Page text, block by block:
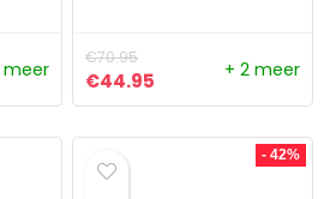
was: €88.95.
is: €50.95.
meer
€70.95
Oorspronkelijke prijs was:
€44.95 Huidige prijs is:
+ 2 meer
- 42%